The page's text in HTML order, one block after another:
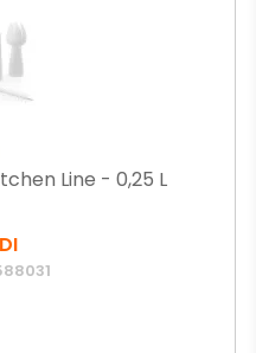
Line - 0,25 L